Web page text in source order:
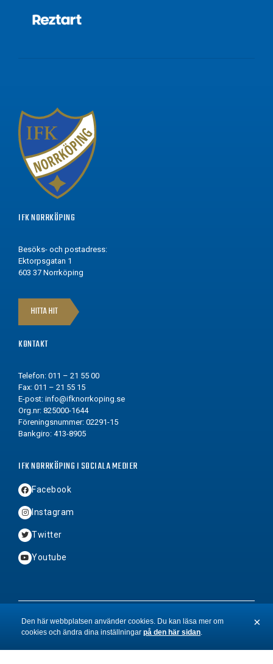
IFK NORRKÖPING
Besöks- och postadress:
Ektorpsgatan 1
603 37 Norrköping
HITTA HIT
KONTAKT
Telefon: 011 – 21 55 00
Fax: 011 – 21 55 15
E-post: info@ifknorrkoping.se
Org.nr: 825000-1644
Föreningsnummer: 02291-15
Bankgiro: 413-8905
IFK NORRKÖPING I SOCIALA MEDIER
Facebook
Instagram
Twitter
Youtube
2026 © Copyright IFK Norrköping FK
& Hamrén
Den här webbplatsen använder cookies. Du kan läsa mer om
cookies och ändra dina inställningar på den här sidan.
×